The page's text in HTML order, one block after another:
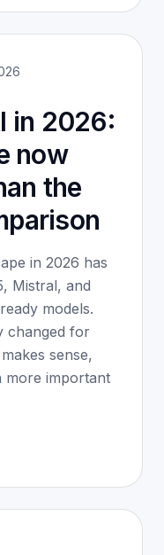
in 2026:
now
the
in 2026 has
Mistral, and
models.
changed for
sense,
more important